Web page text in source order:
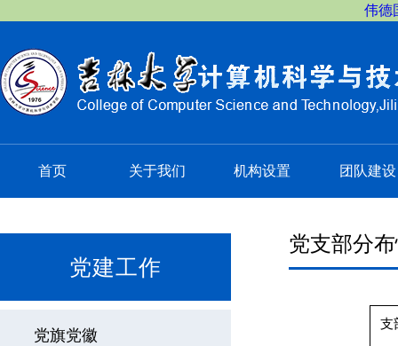
伟德
首页 关于我们 机构设置 团队建设
党建工作
党旗党徽
党支部分
支